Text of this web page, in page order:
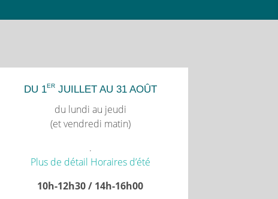
DU 1ERJUILLET AU 31 AOÛT
du lundi au jeudi
(et vendredi matin)
.
Plus de détail Horaires d’été
10h-12h30 / 14h-16h00